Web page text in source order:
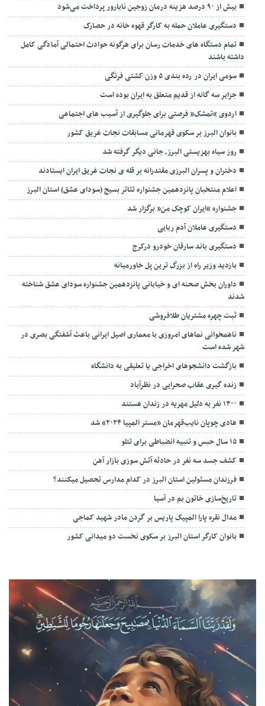
بیش از ۹۰ درصد هزینه درمان زوجین نابارور پرداخت می‌شود
دستگیری عاملان حمله به کارگر قهوه خانه در حصارک
تمام دستگاه های خدمات رسان برای هرگونه حوادث احتمالی آمادگی کامل
داشته باشند
سومی ایران در رده بندی ۵ وزن کشتی فرنگی
جزایر سه گانه از قدیم متعلق به ایران بوده است
اردوی “تمشک” فرصتی برای جلوگیری از آسیب های اجتماعی
بانوان البرز بر سکوی قهرمانی مسابقات نجات غریق کشور
روز سیاه بهزیستی البرز، جانی دیگر گرفته شد
دختران و پسران البرزی مقتدرانه بر قله ی نجات غریق ایران ایستادند
اعلام منتخبان پانزدهمین جشنواره تئاتر بسیج (سودای عشق) استان البرز
جشنواره “ایران کوچک من” برگزار شد
دستگیری عاملان آدم ربایی
دستگیری باند سارقان خودرو درکرج
بازدید وزیر راه از بزرگ ترین پل خاورمیانه
داوران بخش صحنه ای و خیابانی پانزدهمین جشنواره سودای عشق شناخته
شدند
ثبت چهره مشتریان طلافروشی
ناهمخوانی نماهای امروزی با معماری اصیل ایرانی باعث آشفتگی بصری در
شهر شده است
بازگشت دانشجوهای اخراجی یا تعلیقی به دانشگاه
زنده گیری عقاب صحرایی در نظرآباد
۱۳۰۰ نفر به دلیل مهریه در زندان هستند
هادی چوپان نایب‌قهرمان «مستر المپیا ۲۰۲۴» شد
۱۵ سال حبس و تنبیه انضباطی برای تتلو
کشف جسد سه نفر در حادثه آتش سوزی بازار آهن
فرزندان مسئولین استان البرز در کدام مدارس تحصیل میکنند؟
‌تاریخ‌سازی خاتون بم در آسیا
مدال نقره پارا المپیک پاریس بر گردن مادر شهید کماجی
بانوان کارگر استان البرز بر سکوی نخست دو میدانی کشور